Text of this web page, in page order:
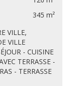
345 m²
VILLE,
VILLE
- CUISINE
TERRASSE -
- TERRASSE